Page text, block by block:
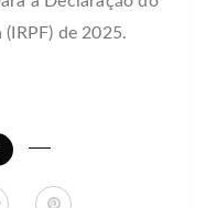
(IRPF) de 2025.